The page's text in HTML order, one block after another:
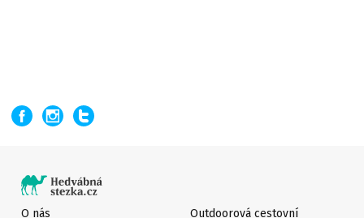
O nás Outdoorová cestovní